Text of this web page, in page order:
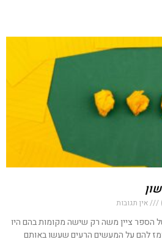
אין תגובות
הספר ציין משה רק שישה מקומות בהם היו
להם על המעשים הרעים שעשו באותם